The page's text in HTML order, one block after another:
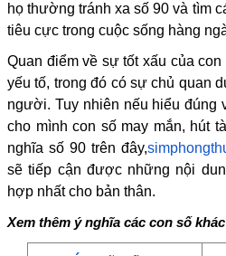
họ thường tránh xa số 90 và tìm
tiêu cực trong cuộc sống hàng
Quan điểm về sự tốt xấu của
yếu tố, trong đó có sự chủ quan
người. Tuy nhiên nếu hiểu đúng
cho mình con số may mắn, hút
nghĩa số 90 trên đây,
sẽ tiếp cận được những nội
hợp nhất cho bản thân.
Xem thêm ý nghĩa các con số